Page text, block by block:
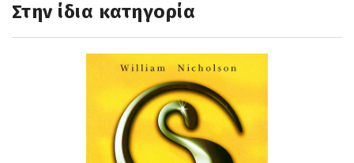
Στην ίδια κατηγορία